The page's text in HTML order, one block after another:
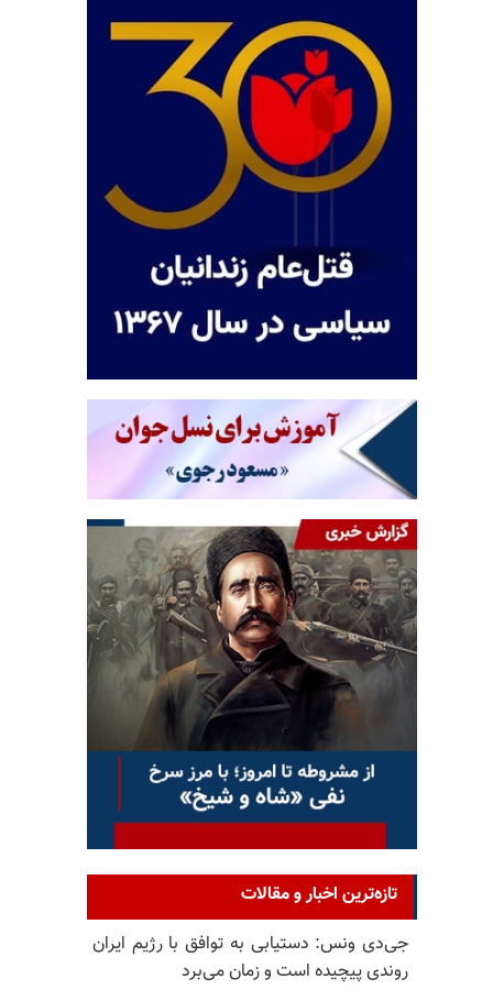
تازه‌ترین اخبار و مقالات
جی‌دی ونس: دستیابی به توافق با رژیم ایران
روندی پیچیده است و زمان می‌برد